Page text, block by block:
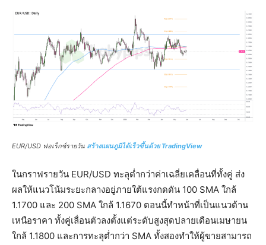
EUR/USD ฟอเร็กซ์รายวัน สร้างแผนภูมิได้เร็วขึ้นด้วย TradingView
ในกราฟรายวัน EUR/USD ทะลุต่ำกว่าค่าเฉลี่ยเคลื่อนที่ทั้งคู่ ส่ง
ผลให้แนวโน้มระยะกลางอยู่ภายใต้แรงกดดัน 100 SMA ใกล้
1.1700 และ 200 SMA ใกล้ 1.1670 ตอนนี้ทำหน้าที่เป็นแนวต้าน
เหนือราคา ทั้งคู่เลื่อนตัวลงตั้งแต่ระดับสูงสุดปลายเดือนเมษายน
ใกล้ 1.1800 และการทะลุต่ำกว่า SMA ทั้งสองทำให้ผู้ขายสามารถ